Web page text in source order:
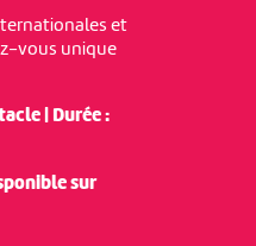
et
vous unique
| Durée :
sur